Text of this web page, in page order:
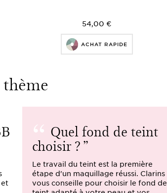
54,00 €
ACHAT RAPIDE
et
Quel fond de teint
choisir ?
Le travail du teint est la première
étape d'un maquillage réussi. Clarins
vous conseille pour choisir le fond de